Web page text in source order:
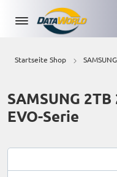
Startseite Shop
SAMSUNG 2TB
EVO-Serie